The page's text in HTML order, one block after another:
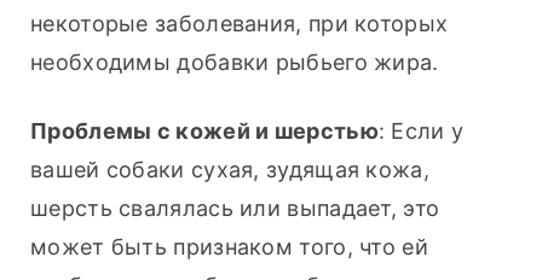
некоторые заболевания, при которых
необходимы добавки рыбьего жира.
Проблемы с кожей и шерстью: Если у
вашей собаки сухая, зудящая кожа,
шерсть свалялась или выпадает, это
может быть признаком того, что ей